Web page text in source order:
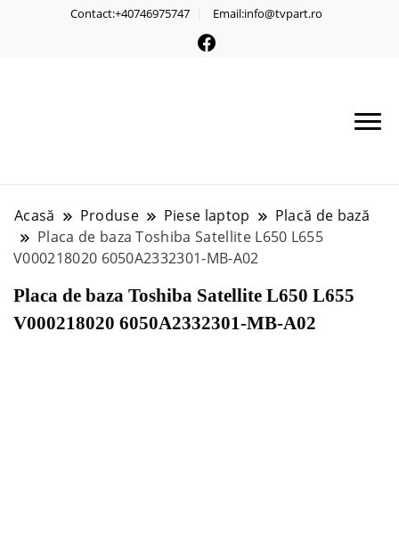
Contact:+40746975747 Email:info@tvpart.ro
Acasă Produse Piese laptop
Placă de bază
Placa de baza Toshiba Satellite L650 L655
V000218020 6050A2332301-MB-A02
Placa de baza Toshiba Satellite L650 L655
V000218020 6050A2332301-MB-A02